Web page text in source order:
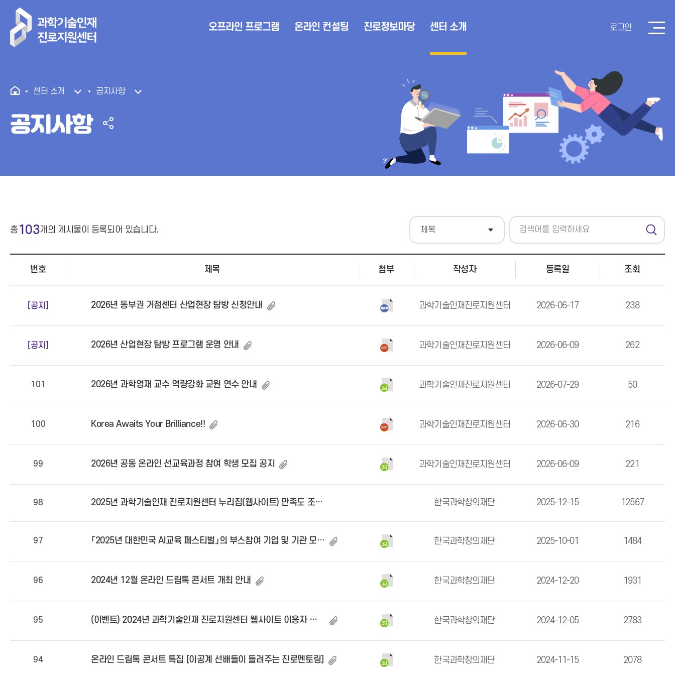
로그인
오프라인 프로그램 온라인 컨설팅 진로정보마당 센터 소개
센터 소개 공지사항
공지사항
총 103개의 게시물이 등록되어 있습니다.
번호 제목 첨부 작성자 등록일 조회
[공지] 2026년 동부권 거점센터 산업현장 탐방 신청안내 과학기술인재진로지원센터 2026-06-17 238
[공지] 2026년 산업현장 탐방 프로그램 운영 안내 과학기술인재진로지원센터 2026-06-09 262
101 2026년 과학영재 교수 역량강화 교원 연수 안내 과학기술인재진로지원센터 2026-07-29 50
100 Korea Awaits Your Brilliance!! 과학기술인재진로지원센터 2026-06-30 216
99 2026년 공동 온라인 선교육과정 참여 학생 모집 공지 과학기술인재진로지원센터 2026-06-09 221
98 2025년 과학기술인재 진로지원센터 누리집(웹사이트) 만족도 조사 안내 한국과학창의재단 2025-12-15 12567
97 「2025년 대한민국 AI교육 페스티벌」의 부스참여 기업 및 기관 모집 안내 한국과학창의재단 2025-10-01 1484
96 2024년 12월 온라인 드림톡 콘서트 개최 안내 한국과학창의재단 2024-12-20 1931
95 (이벤트) 2024년 과학기술인재 진로지원센터 웹사이트 이용자 만족도 조사 한국과학창의재단 2024-12-05 2783
94 온라인 드림톡 콘서트 특집 [이공계 선배들이 들려주는 진로멘토링] 한국과학창의재단 2024-11-15 2078